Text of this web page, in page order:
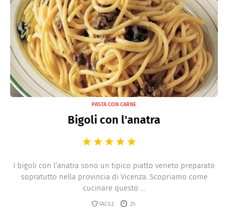
PASTA CON CARNE
Bigoli con l'anatra
I bigoli con l’anatra sono un tipico piatto veneto preparato
sopratutto nella provincia di Vicenza. Scopriamo come
cucinare questo ...
FACILE 2h